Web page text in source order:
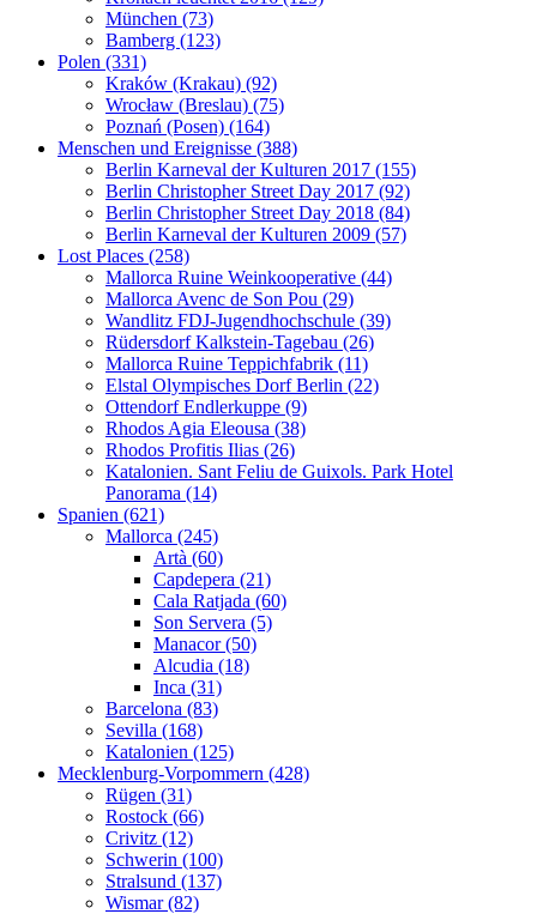
München (73)
Bamberg (123)
Polen (331)
Kraków (Krakau) (92)
Wrocław (Breslau) (75)
Poznań (Posen) (164)
Menschen und Ereignisse (388)
Berlin Karneval der Kulturen 2017 (155)
Berlin Christopher Street Day 2017 (92)
Berlin Christopher Street Day 2018 (84)
Berlin Karneval der Kulturen 2009 (57)
Lost Places (258)
Mallorca Ruine Weinkooperative (44)
Mallorca Avenc de Son Pou (29)
Wandlitz FDJ-Jugendhochschule (39)
Rüdersdorf Kalkstein-Tagebau (26)
Mallorca Ruine Teppichfabrik (11)
Elstal Olympisches Dorf Berlin (22)
Ottendorf Endlerkuppe (9)
Rhodos Agia Eleousa (38)
Rhodos Profitis Ilias (26)
Katalonien. Sant Feliu de Guixols. Park Hotel
Panorama (14)
Spanien (621)
Mallorca (245)
Artà (60)
Capdepera (21)
Cala Ratjada (60)
Son Servera (5)
Manacor (50)
Alcudia (18)
Inca (31)
Barcelona (83)
Sevilla (168)
Katalonien (125)
Mecklenburg-Vorpommern (428)
Rügen (31)
Rostock (66)
Crivitz (12)
Schwerin (100)
Stralsund (137)
Wismar (82)